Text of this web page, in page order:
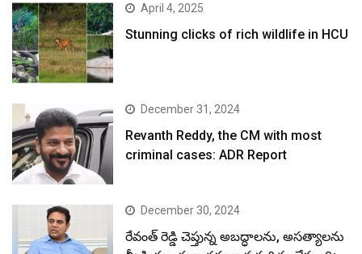
April 4, 2025
Stunning clicks of rich wildlife in HCU
December 31, 2024
Revanth Reddy, the CM with most
criminal cases: ADR Report
December 30, 2024
రేవంత్ రెడ్డి చెప్తున్న అబద్ధాలను, అసత్యాలను